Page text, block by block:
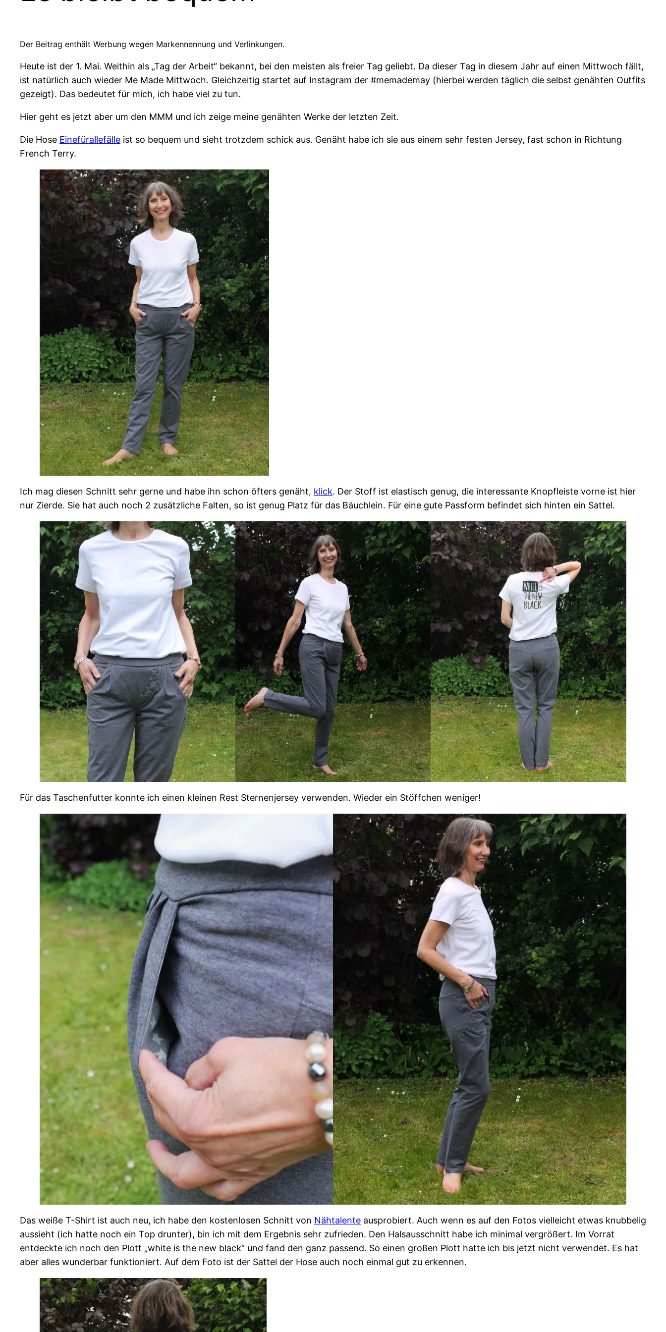
Der Beitrag enthält Werbung wegen Markennennung und Verlinkungen.
Heute ist der 1. Mai. Weithin als „Tag der Arbeit“ bekannt, bei den meisten als freier Tag geliebt. Da dieser Tag in diesem Jahr auf einen Mittwoch fällt,
ist natürlich auch wieder Me Made Mittwoch. Gleichzeitig startet auf Instagram der #memademay (hierbei werden täglich die selbst genähten Outfits
gezeigt). Das bedeutet für mich, ich habe viel zu tun.
Hier geht es jetzt aber um den MMM und ich zeige meine genähten Werke der letzten Zeit.
Die Hose Einefürallefälle ist so bequem und sieht trotzdem schick aus. Genäht habe ich sie aus einem sehr festen Jersey, fast schon in Richtung
French Terry.
Ich mag diesen Schnitt sehr gerne und habe ihn schon öfters genäht, klick. Der Stoff ist elastisch genug, die interessante Knopfleiste vorne ist hier
nur Zierde. Sie hat auch noch 2 zusätzliche Falten, so ist genug Platz für das Bäuchlein. Für eine gute Passform befindet sich hinten ein Sattel.
Für das Taschenfutter konnte ich einen kleinen Rest Sternenjersey verwenden. Wieder ein Stöffchen weniger!
Das weiße T-Shirt ist auch neu, ich habe den kostenlosen Schnitt von Nähtalente ausprobiert. Auch wenn es auf den Fotos vielleicht etwas knubbelig
aussieht (ich hatte noch ein Top drunter), bin ich mit dem Ergebnis sehr zufrieden. Den Halsausschnitt habe ich minimal vergrößert. Im Vorrat
entdeckte ich noch den Plott „white is the new black“ und fand den ganz passend. So einen großen Plott hatte ich bis jetzt nicht verwendet. Es hat
aber alles wunderbar funktioniert. Auf dem Foto ist der Sattel der Hose auch noch einmal gut zu erkennen.